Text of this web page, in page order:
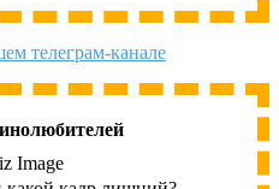
телеграм-канале